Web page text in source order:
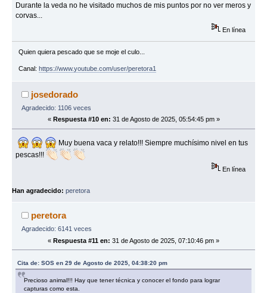
Durante la veda no he visitado muchos de mis puntos por no ver meros y
corvas...
En línea
Quien quiera pescado que se moje el culo...
Canal: https://www.youtube.com/user/peretora1
josedorado
Agradecido: 1106 veces
« Respuesta #10 en: 31 de Agosto de 2025, 05:54:45 pm »
Muy buena vaca y relato!!! Siempre muchísimo nivel en tus
pescas!!!
En línea
Han agradecido: peretora
peretora
Agradecido: 6141 veces
« Respuesta #11 en: 31 de Agosto de 2025, 07:10:46 pm »
Cita de: SOS en 29 de Agosto de 2025, 04:38:20 pm
Precioso animal!!! Hay que tener técnica y conocer el fondo para lograr
capturas como esta.